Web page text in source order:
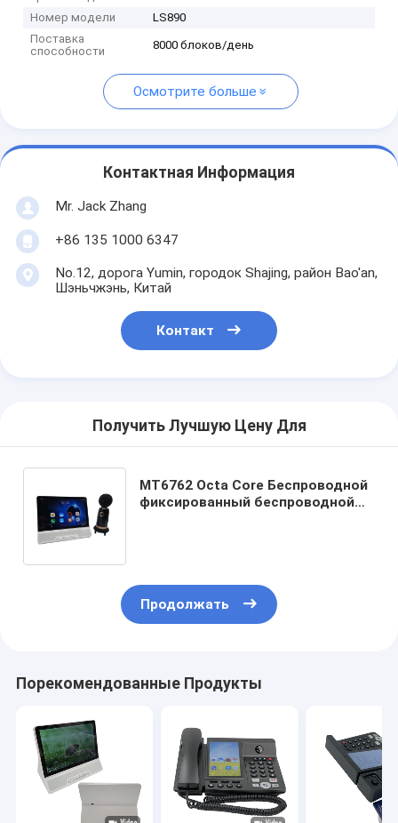
Номер модели
LS890
Поставка
способности
8000 блоков/день
Осмотрите больше
Контактная Информация
Mr. Jack Zhang
+86 135 1000 6347
No.12, дорога Yumin, городок Shajing, район Bao'an,
Шэньчжэнь, Китай
Контакт
Получить Лучшую Цену Для
MT6762 Octa Core Беспроводной
фиксированный беспроводной
Продолжать
Порекомендованные Продукты